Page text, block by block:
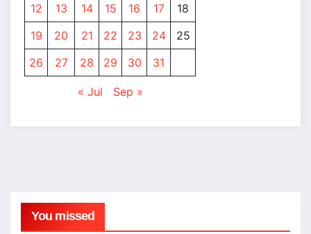
12
13 14 15 16 17
18
19
20 21 22 23 24
25
26
27 28 29 30 31
« Jul Sep »
You missed